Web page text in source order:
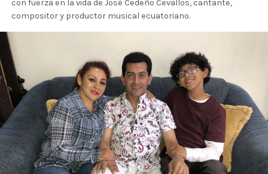
con fuerza en la vida de José Cedeño Cevallos, cantante,
compositor y productor musical ecuatoriano.